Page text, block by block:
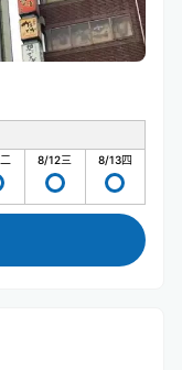
二 8/12三 8/13四